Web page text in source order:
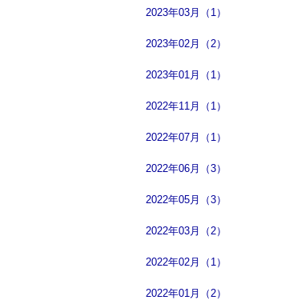
2023年03月（1）
2023年02月（2）
2023年01月（1）
2022年11月（1）
2022年07月（1）
2022年06月（3）
2022年05月（3）
2022年03月（2）
2022年02月（1）
2022年01月（2）